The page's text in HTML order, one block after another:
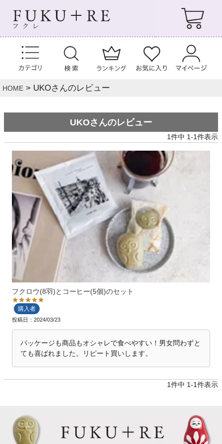
HOME UKOさんのレビュー
UKOさんのレビュー
1件中 1-1件表示
フクロウ(8羽)とコーヒー(5個)のセット
購入者
投稿日 2024/03/23
パッケージも商品もオシャレで食べやすい！男女問わずと
ても喜ばれました。リピート買いします。
1件中 1-1件表示